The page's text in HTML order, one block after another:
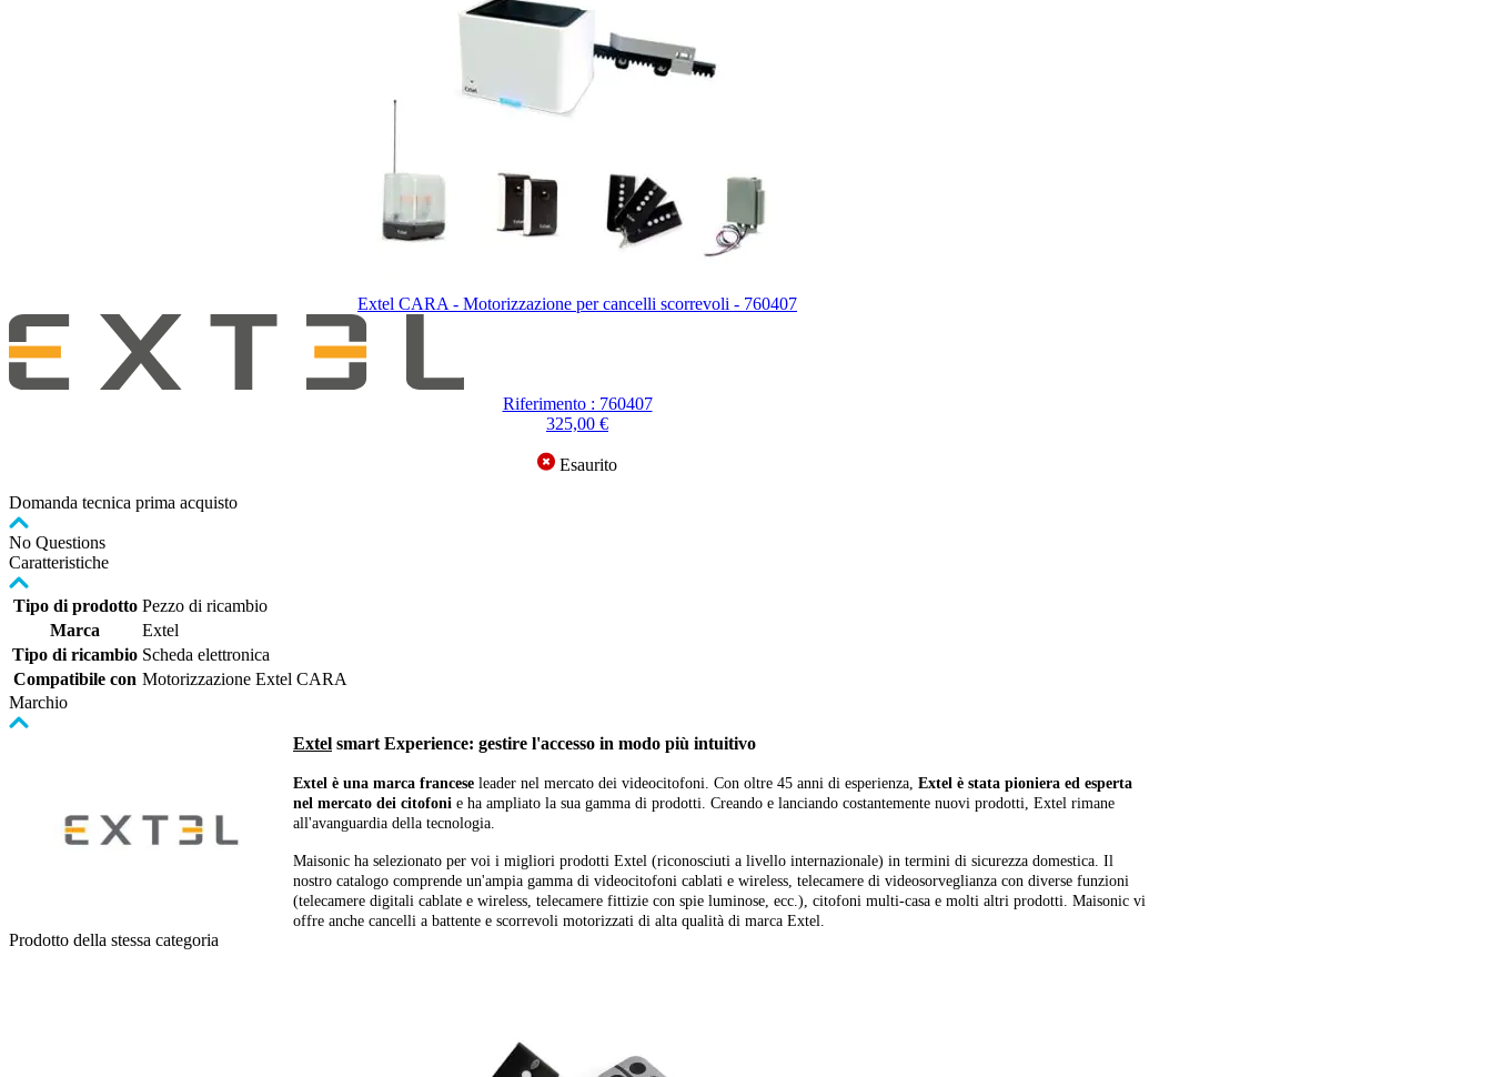
Extel CARA - Motorizzazione per cancelli scorrevoli - 760407
Riferimento : 760407
325,00 €
Esaurito
Domanda tecnica prima acquisto
No Questions
Caratteristiche
Tipo di prodotto Pezzo di ricambio
Marca
Extel
Tipo di ricambio Scheda elettronica
Compatibile con Motorizzazione Extel CARA
Marchio
Extel smart Experience: gestire l'accesso in modo più intuitivo
Extel è una marca francese leader nel mercato dei videocitofoni. Con oltre 45 anni di esperienza, Extel è stata pioniera ed esperta
nel mercato dei citofoni e ha ampliato la sua gamma di prodotti. Creando e lanciando costantemente nuovi prodotti, Extel rimane
all'avanguardia della tecnologia.
Maisonic ha selezionato per voi i migliori prodotti Extel (riconosciuti a livello internazionale) in termini di sicurezza domestica. Il
nostro catalogo comprende un'ampia gamma di videocitofoni cablati e wireless, telecamere di videosorveglianza con diverse funzioni
(telecamere digitali cablate e wireless, telecamere fittizie con spie luminose, ecc.), citofoni multi-casa e molti altri prodotti. Maisonic vi
offre anche cancelli a battente e scorrevoli motorizzati di alta qualità di marca Extel.
Prodotto della stessa categoria